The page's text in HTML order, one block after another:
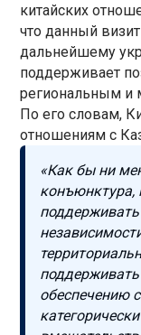
китайских
что данный
дальнейшему
поддерживает
региональным и
По его словам,
отношениям с
«Как бы ни
конъюнктура,
обеспечению